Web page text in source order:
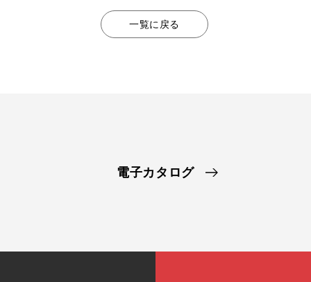
一覧に戻る
電子カタログ